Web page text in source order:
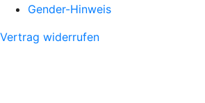
Gender-Hinweis
Vertrag widerrufen